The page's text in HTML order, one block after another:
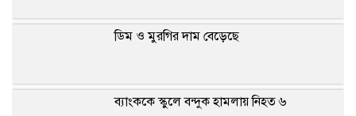
ডিম ও মুরগির দাম বেড়েছে
ব্যাংককে স্কুলে বন্দুক হামলায় নিহত ৬